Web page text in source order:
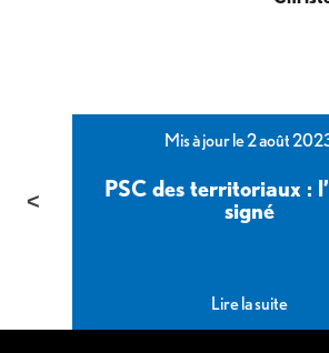
Mis à jour le 2 août
PSC des territoriaux :
signé
Lire la suite